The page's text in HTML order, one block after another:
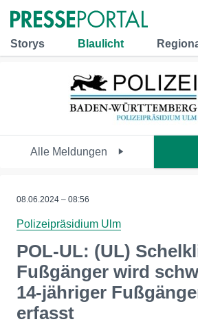
Storys Blaulicht
Alle Meldungen
08.06.2024 – 08:56
Polizeipräsidium Ulm
POL-UL: (UL)
Fußgänger wird
14-jähriger
erfasst